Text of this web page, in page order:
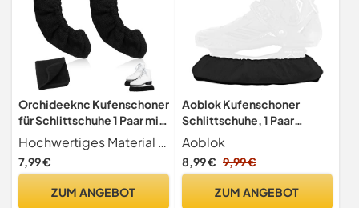
Orchideeknc Kufenschoner
für Schlittschuhe 1 Paar mit
1 Handtuch, Elastische
Kufensocken für
Eiskunstlauf Eishockey,
Größe M für Jugendliche,
Hochwertiges Material Diese Kufenschutzvorrichtungen bestehen aus hochwertigem Mikrofasermaterial, sind leicht, weich und äußerst verschleißfest und gewährleisten einen lang anhaltenden Schutz für Ihre Schlittschuhkufen.
7,99 €
ZUM ANGEBOT
Aoblok Kufenschoner
Schlittschuhe, 1 Paar
Eishockey Elastische
Kufenstrümpfe für Damen
Herren Kinder
Eislaufschuhe, Schlittschuh
Aoblok
8,99 € 9,99 €
ZUM ANGEBOT